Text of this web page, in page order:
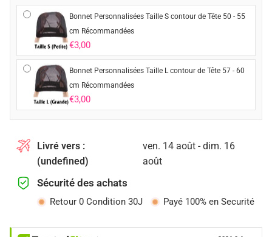
Bonnet Personnalisées Taille S contour de Tête 50 - 55
cm Récommandées
€3,00
Bonnet Personnalisées Taille L contour de Tête 57 - 60
cm Récommandées
€3,00
Livré vers :
(undefined)
ven. 14 août - dim. 16
août
Sécurité des achats
Retour 0 Condition 30J Payé 100% en Securité